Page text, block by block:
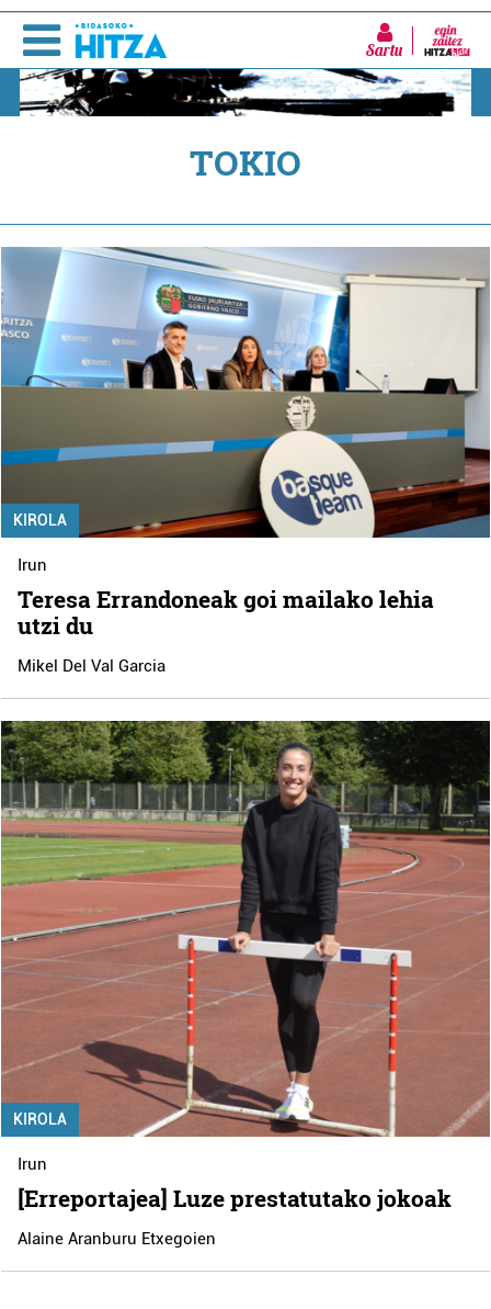
Sartu
TOKIO
KIROLA
Irun
Teresa Errandoneak goi mailako lehia
utzi du
Mikel Del Val Garcia
KIROLA
Irun
[Erreportajea] Luze prestatutako jokoak
Alaine Aranburu Etxegoien